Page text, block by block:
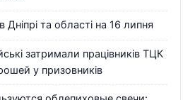
Дніпрі та області на 16 липня
затримали працівників ТЦК
у призовників